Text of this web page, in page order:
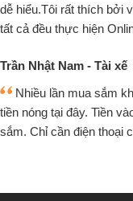
không cần
Tôi kinh
hàng, nhờ
quyết được